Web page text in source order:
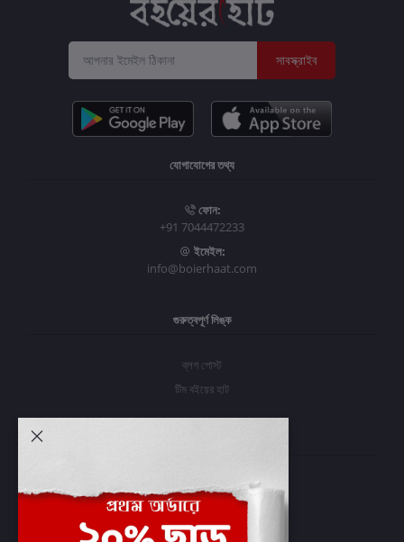
সাবস্ক্রাইব
যোগাযোগের তথ্য
ফোন:
+91 7044472233
ইমেইল:
info@boierhaat.com
গুরুত্বপূর্ণ লিঙ্ক
ব্লগ পোস্ট
টিম বইয়ের হাট
প্রবেশ করুন
অর্ডার ইতিহাস
আমার ইচ্ছাগুলি